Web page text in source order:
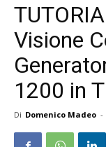
Visione
1200 in
Di Domenico Madeo -